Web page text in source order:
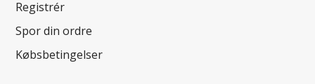
Registrér
Spor din ordre
Købsbetingelser